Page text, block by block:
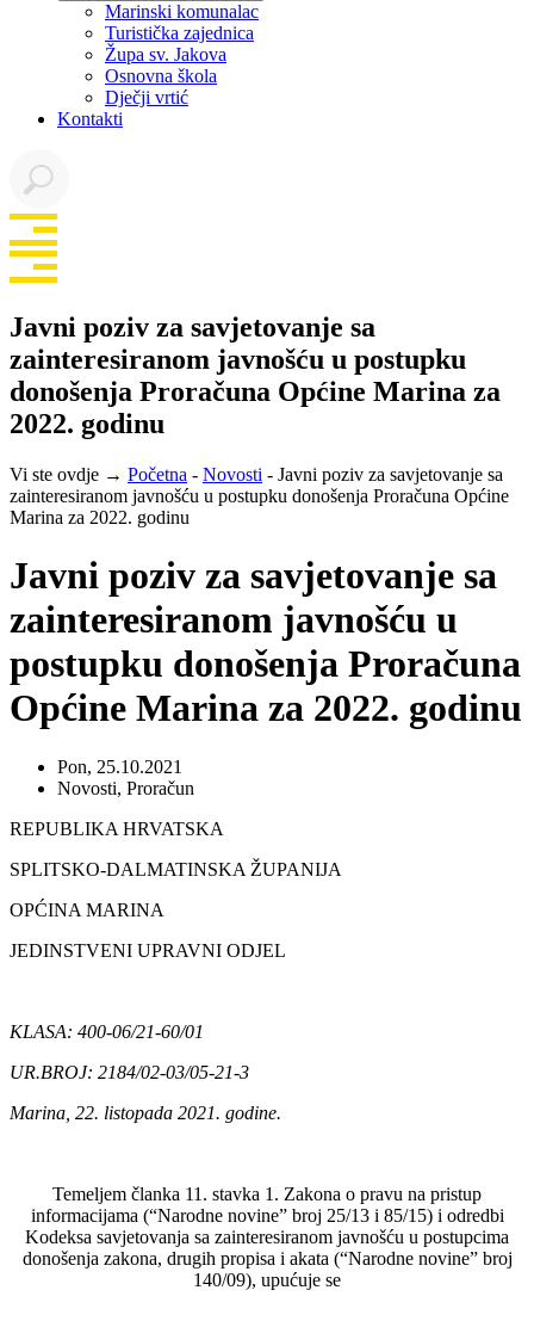
Marinski komunalac
Turistička zajednica
Župa sv. Jakova
Osnovna škola
Dječji vrtić
Kontakti
Javni poziv za savjetovanje sa
zainteresiranom javnošću u postupku
donošenja Proračuna Općine Marina za
2022. godinu
Vi ste ovdje → Početna - Novosti - Javni poziv za savjetovanje sa
zainteresiranom javnošću u postupku donošenja Proračuna Općine
Marina za 2022. godinu
Javni poziv za savjetovanje sa
zainteresiranom javnošću u
postupku donošenja Proračuna
Općine Marina za 2022. godinu
Pon, 25.10.2021
Novosti, Proračun
REPUBLIKA HRVATSKA
SPLITSKO-DALMATINSKA ŽUPANIJA
OPĆINA MARINA
JEDINSTVENI UPRAVNI ODJEL
KLASA: 400-06/21-60/01
UR.BROJ: 2184/02-03/05-21-3
Marina, 22. listopada 2021. godine.
Temeljem članka 11. stavka 1. Zakona o pravu na pristup
informacijama (“Narodne novine” broj 25/13 i 85/15) i odredbi
Kodeksa savjetovanja sa zainteresiranom javnošću u postupcima
donošenja zakona, drugih propisa i akata (“Narodne novine” broj
140/09), upućuje se